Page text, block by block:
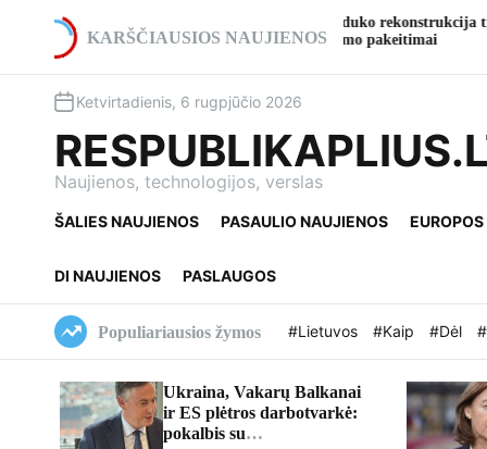
KARŠČIAUSIOS NAUJIENOS
Pradedama A2 kelio viaduko rekonstrukcija ties
Ukmerge: numatomi eismo pakeitimai
Ketvirtadienis, 6 rugpjūčio 2026
Naujienos, technologijos, verslas
ŠALIES NAUJIENOS PASAULIO NAUJIENOS
DI NAUJIENOS PASLAUGOS
Populiariausios žymos #Lietuvos #Kaip #Dėl
Ukraina, Vakarų Balkanai
ir ES plėtros darbotvarkė:
pokalbis su